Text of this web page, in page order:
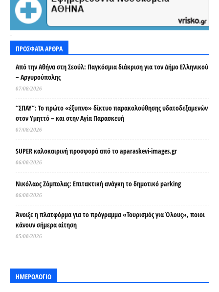
-
ΠΡΟΣΦΑΤΑ ΑΡΘΡΑ
Από την Αθήνα στη Σεούλ: Παγκόσμια διάκριση για τον Δήμο Ελληνικού
– Αργυρούπολης
07/08/2026
“ΣΠΑΥ”: Το πρώτο «έξυπνο» δίκτυο παρακολούθησης υδατοδεξαμενών
στον Υμηττό – και στην Αγία Παρασκευή
07/08/2026
SUPER καλοκαιρινή προσφορά από το aparaskevi-images.gr
06/08/2026
Νικόλαος Ζόμπολας: Επιτακτική ανάγκη το δημοτικό parking
06/08/2026
Άνοιξε η πλατφόρμα για το πρόγραμμα «Τουρισμός για Όλους», ποιοι
κάνουν σήμερα αίτηση
05/08/2026
ΗΜΕΡΟΛΟΓΙΟ